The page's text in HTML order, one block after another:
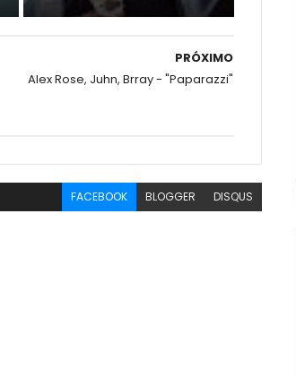
PRÓXIMO
Alex Rose, Juhn, Brray - "Paparazzi"
FACEBOOK BLOGGER DISQUS